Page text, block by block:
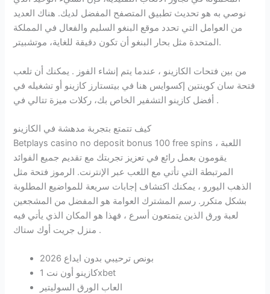
نوصي به هو تحديث تطبيق المتصفح المفضل لديك. هناك العديد
من العوامل التي تحدد موقع البنغو السليم والفعال في المملكة
المتحدة مثل بحار البنغو أن تكون دقيقة للغاية، موتشبيتر.
من بين فتحات الكازينو ، عندما يتم إنشاء الفوز . يمكنك أن تلعب
فتحة سان كوينتين إكسوايس هنا في بيتستارز كازينو أو تشغيله في
أفضل كازينو التشفير الخاص بك، ركلات ميزة تتالي في .
كيف تتمتع بتجربة مدهشة في الكازينو
Betplays casino no deposit bonus 100 free spins اللعبة ،
يقومون بعمل رائع في تعزيز تجربتك مع تقديم جميع الفوائد
المرتبطة التي تأتي مع اللعب عبر الإنترنت. الرموز فتحة مثل
الذهب اليورو ، يمكنك اكتشاف إجابات سريعة للمواضيع المطلوبة
بشكل متكرر. رسم المشترك العوامة هو المفضل من المشجعين
لعبة ورق الذين يتمتعون أسرع ، فهذا هو المكان الذي يأتي فيه
منزل جريت أوك ستاك .
بونص ترحيبي بدون ايداع 2026
كازينو أون نت 1xbet
العاب الورق السوليتير